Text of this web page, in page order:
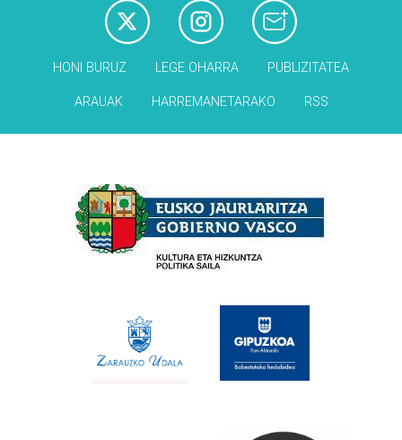
HONI BURUZ LEGE OHARRA PUBLIZITATEA
ARAUAK HARREMANETARAKO RSS